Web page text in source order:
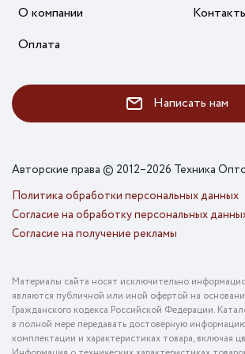
О компании
Оплата
Написать нам
Авторские права © 2012–2026 Техника
Политика обработки персональных данных
Согласие на обработку персональных
Согласие на получение рекламы
Материалы сайта носят исключительно
являются публичной или иной офертой на
Гражданского кодекса Российской Федерации.
в полной мере передавать достоверную
комплектации и характеристиках товара, включая